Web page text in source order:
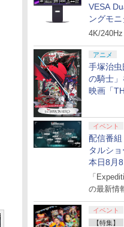
VESA
ングモ
4K/
アニメ
手塚治
の騎士
映画「
イベント
配信番
タルシ
本日8月
「
の最新情
イベント
【特集】